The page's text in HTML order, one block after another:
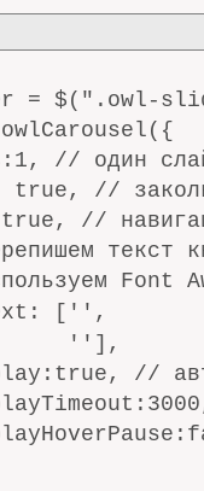
= $(".owl-
// один
true, //
//
текст
Font
['
',
'
'],
//